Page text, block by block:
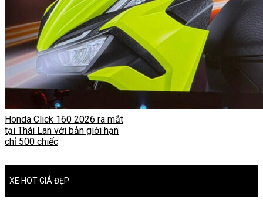
Honda Click 160 2026 ra mắt
tại Thái Lan với bản giới hạn
chỉ 500 chiếc
XE HOT GIÁ ĐẸP